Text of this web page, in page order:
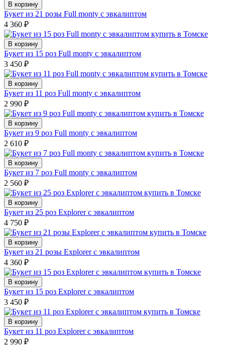
В корзину
Букет из 21 розы Full monty с эвкалиптом
4 360 ₽
В корзину
Букет из 15 роз Full monty с эвкалиптом
3 450 ₽
В корзину
Букет из 11 роз Full monty с эвкалиптом
2 990 ₽
В корзину
Букет из 9 роз Full monty с эвкалиптом
2 610 ₽
В корзину
Букет из 7 роз Full monty с эвкалиптом
2 560 ₽
В корзину
Букет из 25 роз Explorer с эвкалиптом
4 750 ₽
В корзину
Букет из 21 розы Explorer с эвкалиптом
4 360 ₽
В корзину
Букет из 15 роз Explorer с эвкалиптом
3 450 ₽
В корзину
Букет из 11 роз Explorer с эвкалиптом
2 990 ₽